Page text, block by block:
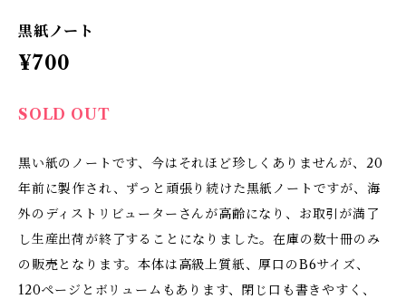
黒紙ノート
¥700
SOLD OUT
黒い紙のノートです、今はそれほど珍しくありませんが、20
年前に製作され、ずっと頑張り続けた黒紙ノートですが、海
外のディストリビューターさんが高齢になり、お取引が満了
し生産出荷が終了することになりました。在庫の数十冊のみ
の販売となります。本体は高級上質紙、厚口のB6サイズ、
120ページとボリュームもあります、閉じ口も書きやすく、